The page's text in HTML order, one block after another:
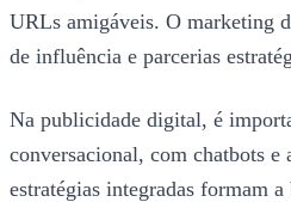
URLs amigáveis. O marketing
de influência e parcerias
Na publicidade digital, é
conversacional, com chatbots
estratégias integradas formam